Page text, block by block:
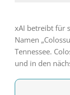
xAI betreibt für
Namen
Tennessee.
und in den